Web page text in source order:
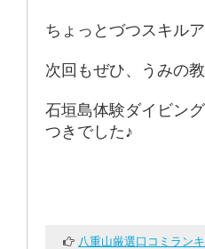
ちょっとづつスキル
次回もぜひ、うみの
石垣島体験ダイビン
つきでした♪
八重山厳選口コミラン